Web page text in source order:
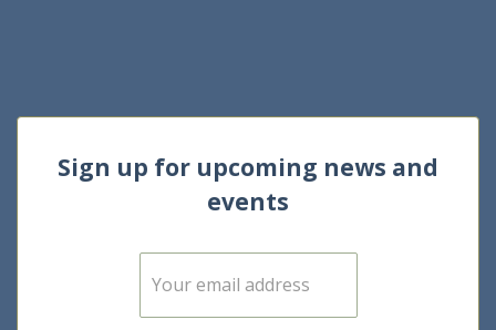
Sign up for upcoming news and
events
E
m